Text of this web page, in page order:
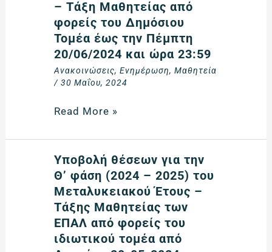
– Τάξη Μαθητείας από
φορείς του Δημόσιου
Τομέα έως την Πέμπτη
20/06/2024 και ώρα 23:59
Ανακοινώσεις, Ενημέρωση, Μαθητεία
/ 30 Μαΐου, 2024
θέσεων
μαθητείας
στη
Θ’
του
έτους
Τάξη
Μαθητείας
από
φορείς
του
Δημόσιου
Τομέα
έως
Read More »
Υποβολή θέσεων για την
Θ’ φάση (2024 – 2025) του
Μεταλυκειακού Έτους –
Τάξης Μαθητείας των
ΕΠΑΛ από φορείς του
ιδιωτικού τομέα από
Υποβολή
θέσεων
για
την
Θ’
φάση
(2024